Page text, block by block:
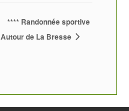
**** Randonnée sportive
Autour de La Bresse